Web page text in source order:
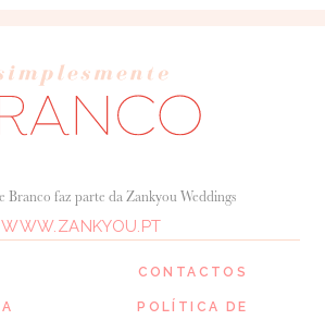
Branco faz parte da Zankyou Weddings
WWW.ZANKYOU.PT
CONTACTOS
POLÍTICA DE